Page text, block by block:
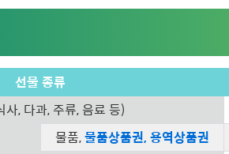
선물 종류
사, 다과, 주류, 음료 등)
물품,물품상품권, 용역상품권